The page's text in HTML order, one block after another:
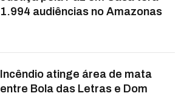
1.994 audiências no Amazonas
Incêndio atinge área de mata
entre Bola das Letras e Dom